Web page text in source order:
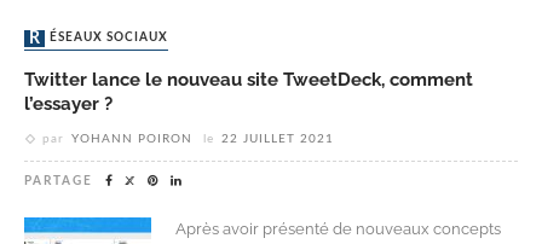
RÉSEAUX SOCIAUX
Twitter lance le nouveau site TweetDeck, comment
l’essayer ?
par YOHANN POIRON le 22 JUILLET 2021
PARTAGE
Après avoir présenté de nouveaux concepts